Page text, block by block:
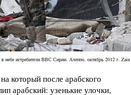
небе истребители ВВС Сирии. Алеппо, октябрь 2012 г. Zain
который после арабского
арабский: узенькие улочки,